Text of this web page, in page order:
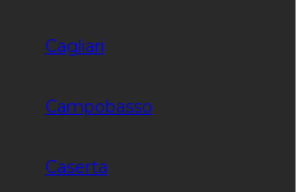
Cagliari
Campobasso
Caserta